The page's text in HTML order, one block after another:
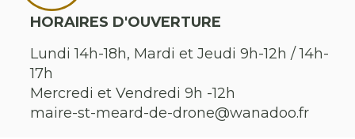
HORAIRES D'OUVERTURE
Lundi 14h-18h, Mardi et Jeudi 9h-12h / 14h-
17h
Mercredi et Vendredi 9h -12h
maire-st-meard-de-drone@wanadoo.fr